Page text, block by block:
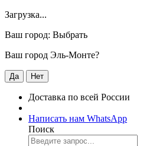
Загрузка...
Ваш город: Выбрать
Ваш город Эль-Монте?
Да Нет
Доставка по всей России
Написать нам WhatsApp
Поиск